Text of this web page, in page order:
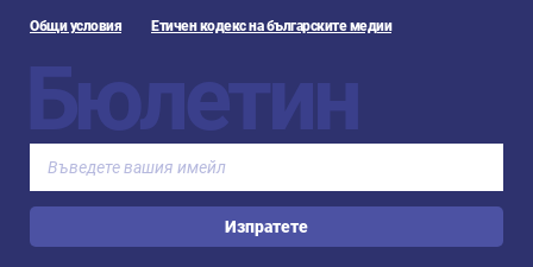
Общи условия Етичен кодекс на българските медии
Бюлетин
Изпратете